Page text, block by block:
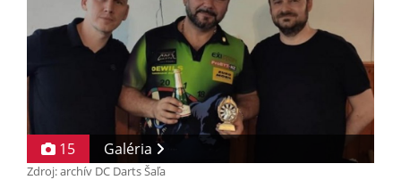
15 Galéria
Zdroj: archív DC Darts Šaľa